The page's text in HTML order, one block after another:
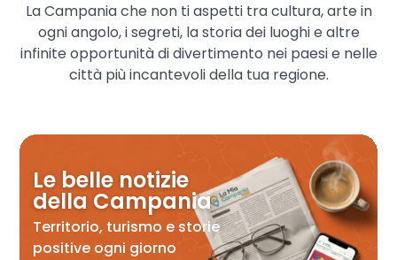
La Campania che non ti aspetti tra cultura, arte in
ogni angolo, i segreti, la storia dei luoghi e altre
infinite opportunità di divertimento nei paesi e nelle
città più incantevoli della tua regione.
Le belle notizie
della Campania
Territorio, turismo e storie
positive ogni giorno